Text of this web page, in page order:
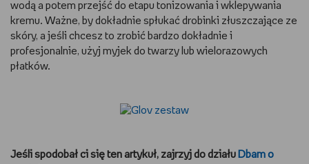
wodą a potem przejść do etapu tonizowania i wklepywania
kremu. Ważne, by dokładnie spłukać drobinki złuszczające ze
skóry, a jeśli chcesz to zrobić bardzo dokładnie i
profesjonalnie, użyj myjek do twarzy lub wielorazowych
płatków.
Jeśli spodobał ci się ten artykuł, zajrzyj do działu Dbam o